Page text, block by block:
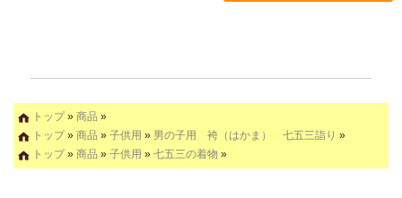
トップ» 商品 »
トップ» 商品 » 子供用 » 男の子用 袴（はかま） 七五三詣り »
トップ» 商品 » 子供用 » 七五三の着物 »